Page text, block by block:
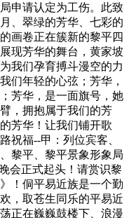
申请认定为工伤。此致
、翠绿的芳华、七彩的
画卷正在簇新的黎平四
现芳华的舞台，黄家坡
我们孕育搏斗漫空的力
们年轻的心弦；芳华，
芳华，是一面旗号，她
，拥抱属于我们的芳
芳华！让我们铺开歌
祝福--甲：列位宾客、
黎平、黎平景象形象局
会正式起头！请赏识黎
！侗平易近族是一个勤
，取苍生同乐的平易近
正在巍巍鼓楼下、浪漫